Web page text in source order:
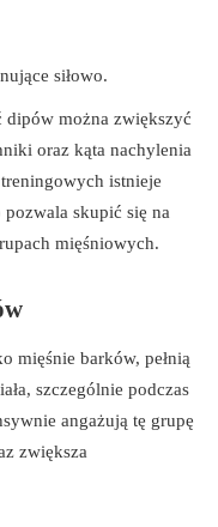
siłowo.
dipów można zwiększyć
oraz kąta nachylenia
istnieje
skupić się na
mięśniowych.
mięśnie barków, pełnią
szczególnie podczas
angażują tę grupę
zwiększa